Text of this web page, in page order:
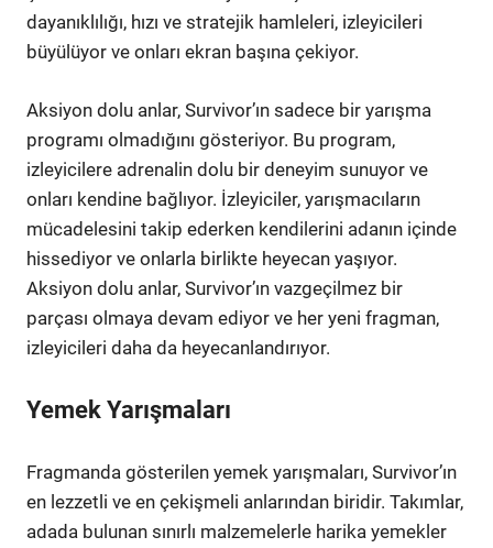
dayanıklılığı, hızı ve stratejik hamleleri, izleyicileri
büyülüyor ve onları ekran başına çekiyor.
Aksiyon dolu anlar, Survivor’ın sadece bir yarışma
programı olmadığını gösteriyor. Bu program,
izleyicilere adrenalin dolu bir deneyim sunuyor ve
onları kendine bağlıyor. İzleyiciler, yarışmacıların
mücadelesini takip ederken kendilerini adanın içinde
hissediyor ve onlarla birlikte heyecan yaşıyor.
Aksiyon dolu anlar, Survivor’ın vazgeçilmez bir
parçası olmaya devam ediyor ve her yeni fragman,
izleyicileri daha da heyecanlandırıyor.
Yemek Yarışmaları
Fragmanda gösterilen yemek yarışmaları, Survivor’ın
en lezzetli ve en çekişmeli anlarından biridir. Takımlar,
adada bulunan sınırlı malzemelerle harika yemekler